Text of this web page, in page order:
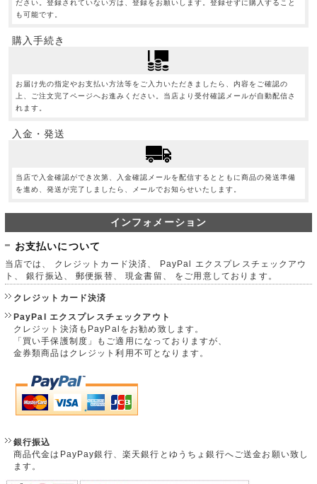
ださい。登録されていない方は、登録をお願いします。登録せずに購入すること
も可能です。
購入手続き
お届け先の指定やお支払い方法等をご入力いただきましたら、内容をご確認の
上、ご注文完了ページへお進みください。当店より受付確認メールが自動配信さ
れます。
入金・発送
当店で入金確認ができ次第、入金確認メールを配信するとともに商品の発送準備
を進め、発送が完了しましたら、メールでお知らせいたします。
インフォメーション
お支払いについて
当店では、 クレジットカード決済、 PayPal エクスプレスチェックアウ
ト、 銀行振込、 郵便振替、 現金書留、 をご用意しております。
クレジットカード決済
PayPal エクスプレスチェックアウト
クレジット決済もPayPalをお勧め致します。
「買い手保護制度」もご適用になっておりますが、
金券類商品はクレジット利用不可となります。
銀行振込
商品代金はPayPay銀行、楽天銀行とゆうちょ銀行へご送金お願い致し
ます。